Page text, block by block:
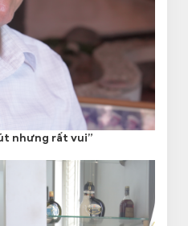
nhưng rất vui”